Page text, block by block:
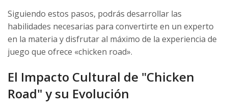
Siguiendo estos pasos, podrás desarrollar las
habilidades necesarias para convertirte en un experto
en la materia y disfrutar al máximo de la experiencia de
juego que ofrece «chicken road».
El Impacto Cultural de "Chicken
Road" y su Evolución